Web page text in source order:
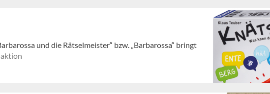
und die Rätselmeister“ bzw. „Barbarossa“ bringt